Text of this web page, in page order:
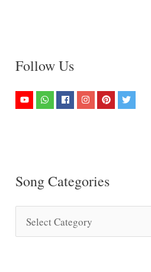
Follow Us
Song Categories
o